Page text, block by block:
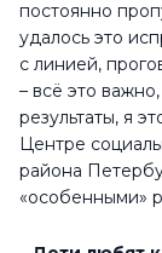
постоянно
удалось это
с линией,
– всё это
результаты, я
Центре
района
«особенными»